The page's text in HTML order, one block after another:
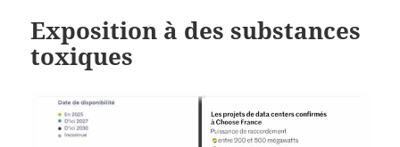
Exposition à des substances
toxiques